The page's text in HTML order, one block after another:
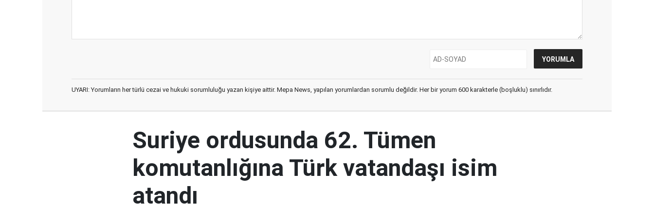
UYARI: Yorumların her türlü cezai ve hukuki sorumluluğu yazan kişiye aittir. Mepa News, yapılan yorumlardan sorumlu değildir. Her bir yorum 600 karakterle (boşluklu) sınırlıdır.
Suriye ordusunda 62. Tümen
komutanlığına Türk vatandaşı isim
atandı